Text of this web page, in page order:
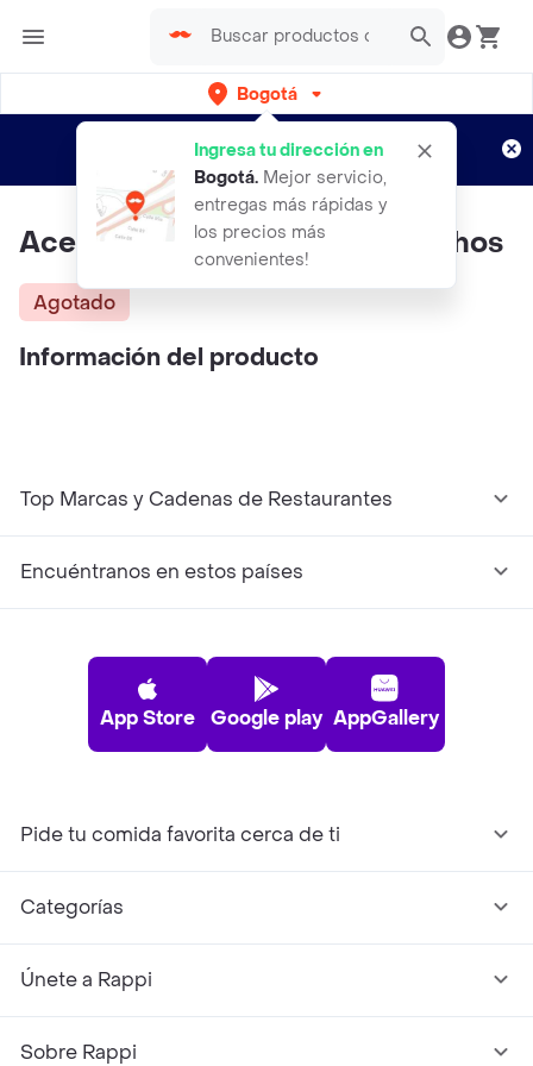
Bogotá
Ingresa tu dirección en
Bogotá. Mejor servicio,
entregas más rápidas y
los precios más
convenientes!
envíos gratis por semanas
Aplican TyC
Aceite Corporal Coco 120ml Athos
Agotado
Información del producto
Top Marcas y Cadenas de Restaurantes
Encuéntranos en estos países
App Store Google play AppGallery
Pide tu comida favorita cerca de ti
Categorías
Únete a Rappi
Sobre Rappi